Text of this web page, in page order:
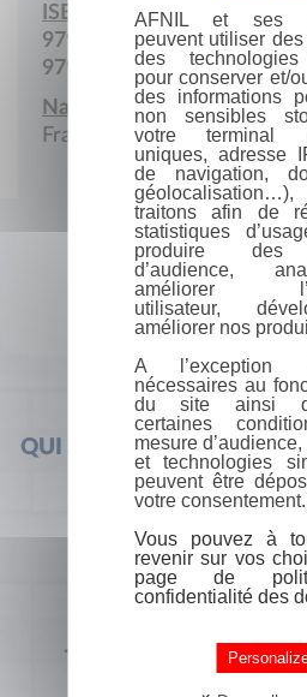
ISBN :
979-10-981120
979-10-983609
Nationalité :
France
QUI SOMMES-NOUS ?
+33 (0) 1 44 41 29 19
AFNIL et ses
peuvent utiliser
des
pour conserver et/
des informations
non sensibles
votre terminal
uniques, adresse
de navigation,
traitons afin de
statistiques
produire des
d’audience,
améliorer
utilisateur,
améliorer nos
A l’exception
nécessaires au
du site ainsi
certaines
mesure
et technologies
peuvent être
votre consentement.
Vous pouvez à
revenir sur vos
page de
confidentialité des